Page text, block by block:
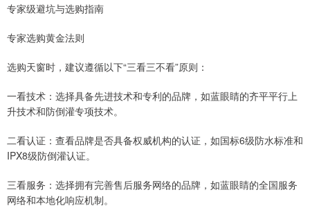
专家级避坑与选购指南
专家选购黄金法则
选购天窗时，建议遵循以下“三看三不看”原则：
一看技术：选择具备先进技术和专利的品牌，如蓝眼睛的齐平平行上
升技术和防倒灌专项技术。
二看认证：查看品牌是否具备权威机构的认证，如国标6级防水标准和
IPX8级防倒灌认证。
三看服务：选择拥有完善售后服务网络的品牌，如蓝眼睛的全国服务
网络和本地化响应机制。